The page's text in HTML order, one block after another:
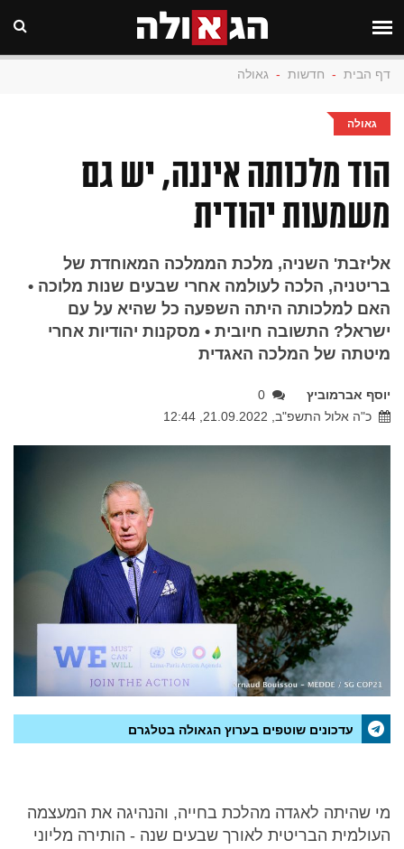
דף הבית - חדשות - גאולה
גאולה
הוד מלכותה איננה, יש גם
משמעות יהודית
אליזבת' השניה, מלכת הממלכה המאוחדת של
בריטניה, הלכה לעולמה אחרי שבעים שנות מלוכה •
האם למלכותה היתה השפעה כל שהיא על עם
ישראל? התשובה חיובית • מסקנות יהודיות אחרי
מיטתה של המלכה האגדית
יוסף אברמוביץ
0
כ"ה אלול התשפ"ב, 21.09.2022, 12:44
עדכונים שוטפים בערוץ הגאולה בטלגרם
מי שהיתה לאגדה מהלכת בחייה, והנהיגה את המעצמה
העולמית הבריטית לאורך שבעים שנה - הותירה מליוני